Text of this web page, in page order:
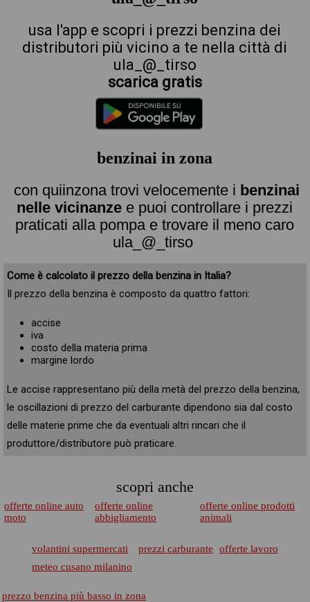
usa l'app e scopri i prezzi benzina dei
distributori più vicino a te nella città di
ula_@_tirso
scarica gratis
benzinai in zona
con quiinzona trovi velocemente i benzinai
nelle vicinanze e puoi controllare i prezzi
praticati alla pompa e trovare il meno caro
ula_@_tirso
Come è calcolato il prezzo della benzina in Italia?
Il prezzo della benzina è composto da quattro fattori:
accise
iva
costo della materia prima
margine lordo
Le accise rappresentano più della metà del prezzo della benzina,
le oscillazioni di prezzo del carburante dipendono sia dal costo
delle materie prime che da eventuali altri rincari che il
produttore/distributore può praticare.
scopri anche
offerte online auto
moto
offerte online
abbigliamento
offerte online prodotti
animali
volantini supermercati prezzi carburante
offerte lavoro
meteo cusano milanino
prezzo benzina più basso in zona